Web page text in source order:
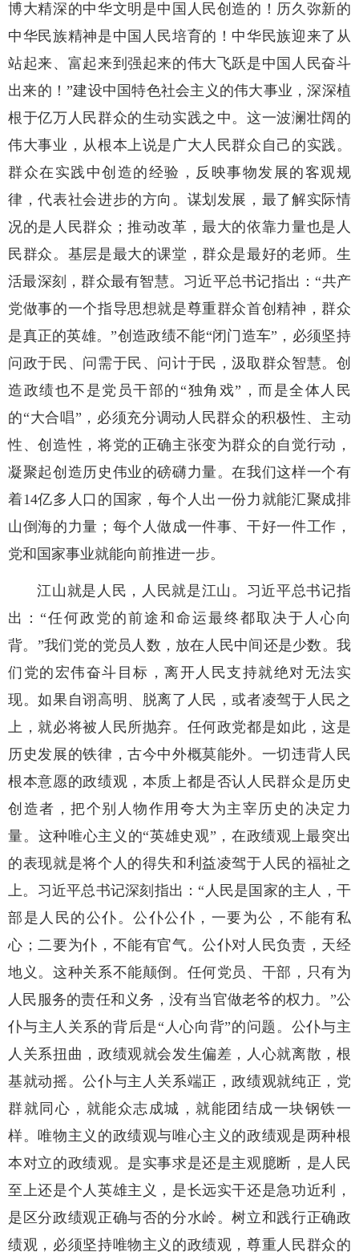
博大精深的中华文明是中国人民创造的！历久弥新的
中华民族精神是中国人民培育的！中华民族迎来了从
站起来、富起来到强起来的伟大飞跃是中国人民奋斗
出来的！”建设中国特色社会主义的伟大事业，深深植
根于亿万人民群众的生动实践之中。这一波澜壮阔的
伟大事业，从根本上说是广大人民群众自己的实践。
群众在实践中创造的经验，反映事物发展的客观规
律，代表社会进步的方向。谋划发展，最了解实际情
况的是人民群众；推动改革，最大的依靠力量也是人
民群众。基层是最大的课堂，群众是最好的老师。生
活最深刻，群众最有智慧。习近平总书记指出：“共产
党做事的一个指导思想就是尊重群众首创精神，群众
是真正的英雄。”创造政绩不能“闭门造车”，必须坚持
问政于民、问需于民、问计于民，汲取群众智慧。创
造政绩也不是党员干部的“独角戏”，而是全体人民
的“大合唱”，必须充分调动人民群众的积极性、主动
性、创造性，将党的正确主张变为群众的自觉行动，
凝聚起创造历史伟业的磅礴力量。在我们这样一个有
着14亿多人口的国家，每个人出一份力就能汇聚成排
山倒海的力量；每个人做成一件事、干好一件工作，
党和国家事业就能向前推进一步。
江山就是人民，人民就是江山。习近平总书记指
出：“任何政党的前途和命运最终都取决于人心向
背。”我们党的党员人数，放在人民中间还是少数。我
们党的宏伟奋斗目标，离开人民支持就绝对无法实
现。如果自诩高明、脱离了人民，或者凌驾于人民之
上，就必将被人民所抛弃。任何政党都是如此，这是
历史发展的铁律，古今中外概莫能外。一切违背人民
根本意愿的政绩观，本质上都是否认人民群众是历史
创造者，把个别人物作用夸大为主宰历史的决定力
量。这种唯心主义的“英雄史观”，在政绩观上最突出
的表现就是将个人的得失和利益凌驾于人民的福祉之
上。习近平总书记深刻指出：“人民是国家的主人，干
部是人民的公仆。公仆公仆，一要为公，不能有私
心；二要为仆，不能有官气。公仆对人民负责，天经
地义。这种关系不能颠倒。任何党员、干部，只有为
人民服务的责任和义务，没有当官做老爷的权力。”公
仆与主人关系的背后是“人心向背”的问题。公仆与主
人关系扭曲，政绩观就会发生偏差，人心就离散，根
基就动摇。公仆与主人关系端正，政绩观就纯正，党
群就同心，就能众志成城，就能团结成一块钢铁一
样。唯物主义的政绩观与唯心主义的政绩观是两种根
本对立的政绩观。是实事求是还是主观臆断，是人民
至上还是个人英雄主义，是长远实干还是急功近利，
是区分政绩观正确与否的分水岭。树立和践行正确政
绩观，必须坚持唯物主义的政绩观，尊重人民群众的